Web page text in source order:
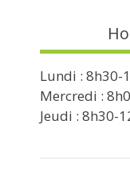
Lundi : 8h30-
Mercredi :
Jeudi : 8h30-